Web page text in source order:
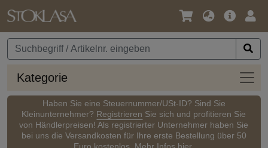
Sprache
Währung
Kategorie
Haben Sie eine Steuernummer/USt-ID? Sind Sie
Kleinunternehmer? Registrieren Sie sich und profitieren Sie
von Händlerpreisen! Als registrierter Unternehmer haben Sie
bei uns die Versandkosten für Ihre erste Bestellung über 50